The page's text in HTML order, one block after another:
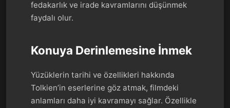
fedakarlık ve irade kavramlarını düşünmek
faydalı olur.
Konuya Derinlemesine İnmek
Yüzüklerin tarihi ve özellikleri hakkında
Tolkien’in eserlerine göz atmak, filmdeki
anlamları daha iyi kavramayı sağlar. Özellikle